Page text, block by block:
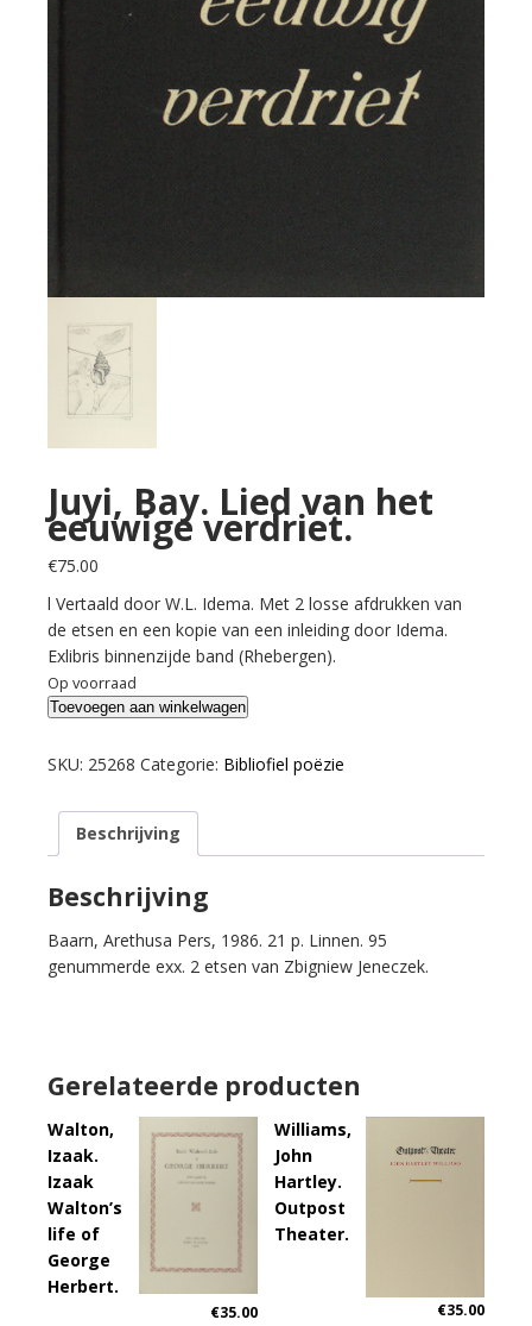
Juyi, Bay. Lied van het
eeuwige verdriet.
€75.00
l Vertaald door W.L. Idema. Met 2 losse afdrukken van
de etsen en een kopie van een inleiding door Idema.
Exlibris binnenzijde band (Rhebergen).
Op voorraad
Juyi,
Lied
het
eeuwige
aantal
Toevoegen aan winkelwagen
SKU: 25268 Categorie: Bibliofiel poëzie
Beschrijving
Beschrijving
Baarn, Arethusa Pers, 1986. 21 p. Linnen. 95
genummerde exx. 2 etsen van Zbigniew Jeneczek.
Gerelateerde producten
Walton,
Izaak.
Izaak
Walton’s
life of
George
Herbert.
€35.00
Williams,
John
Hartley.
Outpost
Theater.
€35.00